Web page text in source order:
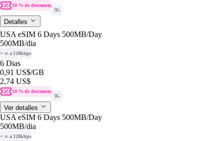
10 % de descuento
5G
Detalles
USA eSIM 6 Days 500MB/Day
500MB/dia
+ ∞ a 128kbps
6 Dias
0,91 US$/GB
2,74 US$
10 % de descuento
5G
Ver detalles
USA eSIM 6 Days 500MB/Day
500MB/dia
+ ∞ a 128kbps